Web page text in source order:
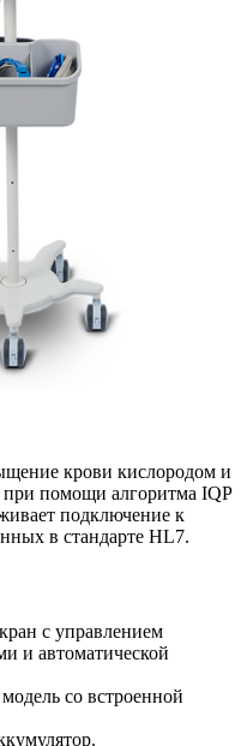
ние крови кислородом и
помощи алгоритма IQP
подключение к
в стандарте HL7.
с управлением
и автоматической
со встроенной